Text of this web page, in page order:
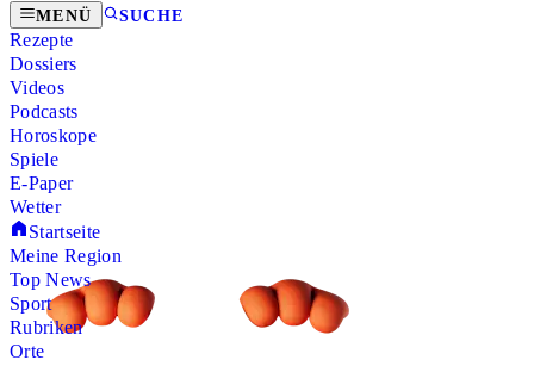
MENÜ SUCHE
Rezepte
Dossiers
Videos
Podcasts
Horoskope
Spiele
E-Paper
Wetter
Startseite
Meine Region
Top News
Sport
Rubriken
Orte